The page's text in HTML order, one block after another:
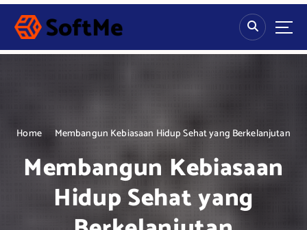
S
p
Home Membangun Kebiasaan Hidup Sehat yang Berkelanjutan
Membangun Kebiasaan
Hidup Sehat yang